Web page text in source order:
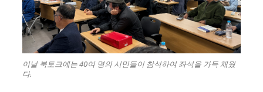
이날 북토크에는 40여 명의 시민들이 참석하여 좌석을 가득 채웠
다.